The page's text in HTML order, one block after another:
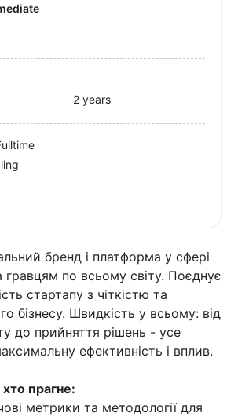
бренд і платформа у сфері
гравцям по всьому світу. Поєднує
стартапу з чіткістю та
бізнесу. Швидкість у всьому: від
до прийняття рішень - усе
ефективність і вплив.
прагне:
метрики та методології для
2 years